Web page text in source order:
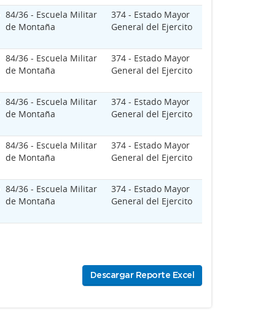
84/36 - Escuela Militar
de Montaña
374 - Estado Mayor
General del Ejercito
84/36 - Escuela Militar
de Montaña
374 - Estado Mayor
General del Ejercito
84/36 - Escuela Militar
de Montaña
374 - Estado Mayor
General del Ejercito
84/36 - Escuela Militar
de Montaña
374 - Estado Mayor
General del Ejercito
84/36 - Escuela Militar
de Montaña
374 - Estado Mayor
General del Ejercito
Descargar Reporte Excel